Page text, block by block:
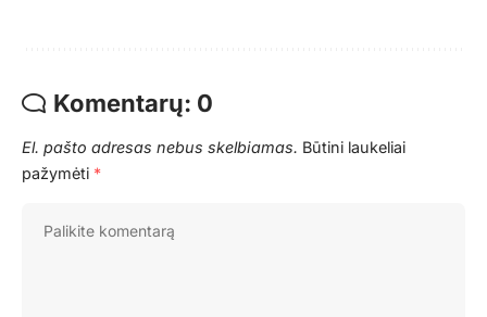
Komentarų: 0
El. pašto adresas nebus skelbiamas. Būtini laukeliai
pažymėti *